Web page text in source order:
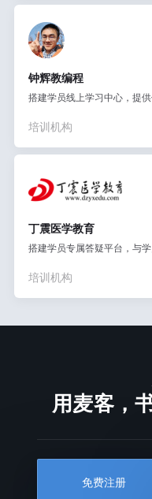
钟辉教编程
搭建学员线上学习中心，提
培训机构
丁震医学教育
搭建学员专属答疑平台，与
培训机构
用麦客，
免费注册